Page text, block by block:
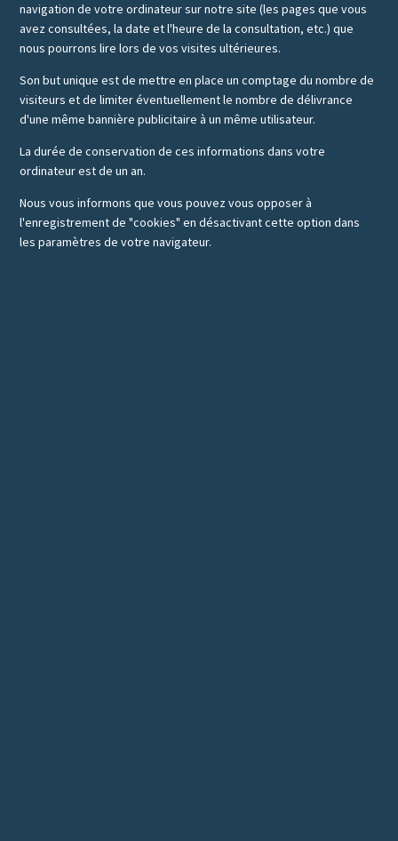
navigation de votre ordinateur sur notre site (les pages que vous
avez consultées, la date et l'heure de la consultation, etc.) que
nous pourrons lire lors de vos visites ultérieures.
Son but unique est de mettre en place un comptage du nombre de
visiteurs et de limiter éventuellement le nombre de délivrance
d'une même bannière publicitaire à un même utilisateur.
La durée de conservation de ces informations dans votre
ordinateur est de un an.
Nous vous informons que vous pouvez vous opposer à
l'enregistrement de "cookies" en désactivant cette option dans
les paramètres de votre navigateur.